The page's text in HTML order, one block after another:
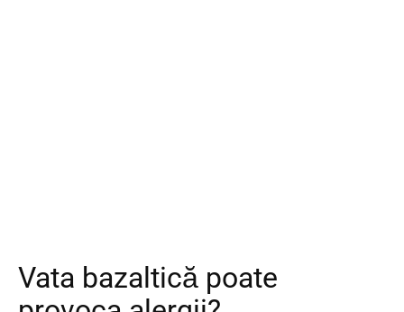
Vata bazaltică poate